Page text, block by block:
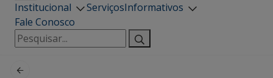
Institucional ServiçosInformativos
Fale Conosco
Pesquisar
por: